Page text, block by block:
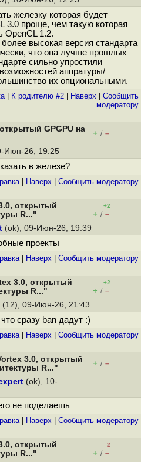
железку которая будет
3.0 проще, чем такую которая
OpenCL 1.2.
высокая версия стандарта
что она лучше прошлых
сильно упростили
аппратуры/
их опциональными.
| К родителю #2 Наверх
Cообщить
модератору
GPGPU на
+ / –
Июн-26, 19:25
в железе?
| Наверх Cообщить модератору
открытый
R..."
+2
+ / –
(ok), 09-Июн-26, 19:39
проекты
| Наверх Cообщить модератору
3.0, открытый
R..."
+2
+ / –
(12), 09-Июн-26, 21:43
сразу ban дадут :)
| Наверх Cообщить модератору
3.0, открытый
R..."
+ / –
(ok), 10-
не поделаешь
| Наверх Cообщить модератору
открытый
R..."
–2
+ / –